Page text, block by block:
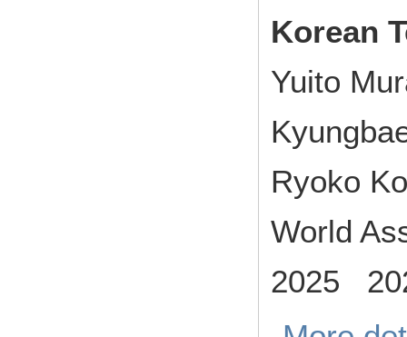
Korean
Yuito
Ryoko
World
2025